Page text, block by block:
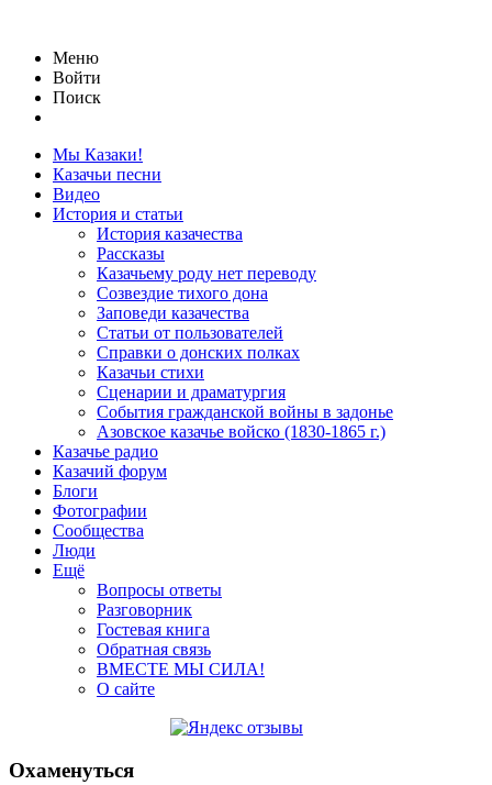
Меню
Войти
Поиск
Мы Казаки!
Казачьи песни
Видео
История и статьи
История казачества
Рассказы
Казачьему роду нет переводу
Созвездие тихого дона
Заповеди казачества
Статьи от пользователей
Справки о донских полках
Казачьи стихи
Сценарии и драматургия
События гражданской войны в задонье
Азовское казачье войско (1830-1865 г.)
Казачье радио
Казачий форум
Блоги
Фотографии
Сообщества
Люди
Ещё
Вопросы ответы
Разговорник
Гостевая книга
Обратная связь
ВМЕСТЕ МЫ СИЛА!
О сайте
Охаменуться